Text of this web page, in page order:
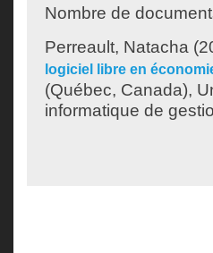
Nombre de
Perreault, Natacha
logiciel libre en
(Québec, Canada),
informatique de